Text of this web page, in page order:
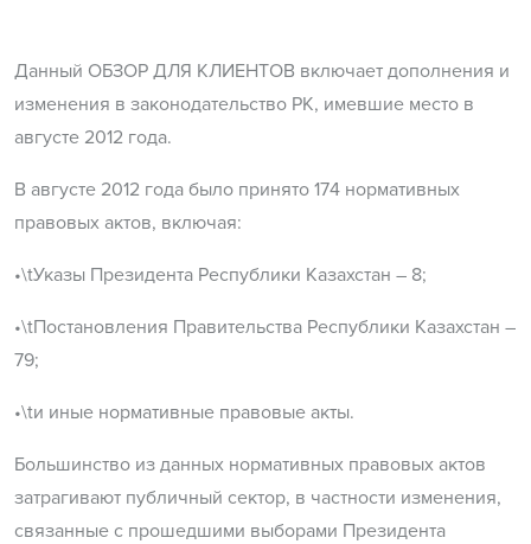
Данный ОБЗОР ДЛЯ КЛИЕНТОВ включает дополнения и
изменения в законодательство РК, имевшие место в
августе 2012 года.
В августе 2012 года было принято 174 нормативных
правовых актов, включая:
•\tУказы Президента Республики Казахстан – 8;
•\tПостановления Правительства Республики Казахстан –
79;
•\tи иные нормативные правовые акты.
Большинство из данных нормативных правовых актов
затрагивают публичный сектор, в частности изменения,
связанные с прошедшими выборами Президента